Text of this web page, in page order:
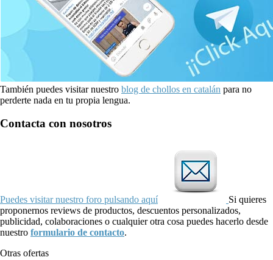
También puedes visitar nuestro blog de chollos en catalán para no
perderte nada en tu propia lengua.
Contacta con nosotros
Puedes visitar nuestro foro pulsando aquí
Si quieres
proponernos reviews de productos, descuentos personalizados,
publicidad, colaboraciones o cualquier otra cosa puedes hacerlo desde
nuestro formulario de contacto.
Otras ofertas